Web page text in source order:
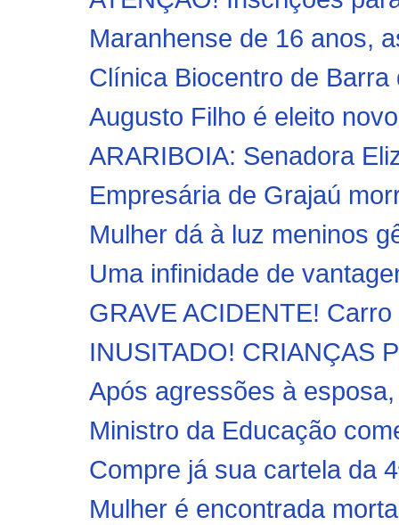
Maranhense de 16 anos,
Clínica Biocentro de
Augusto Filho é eleito
ARARIBOIA: Senadora
Empresária de Grajaú
Mulher dá à luz meninos
Uma infinidade de
GRAVE ACIDENTE!
INUSITADO! CRIANÇAS
Após agressões à
Ministro da Educação
Compre já sua cartela da
Mulher é encontrada